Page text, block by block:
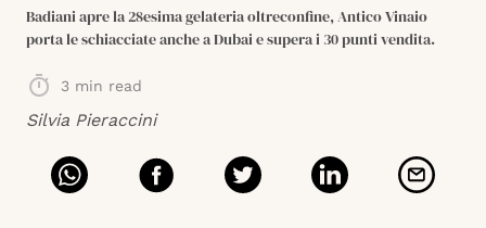
Badiani apre la 28esima gelateria oltreconfine, Antico Vinaio
porta le schiacciate anche a Dubai e supera i 30 punti vendita.
3 min read
Silvia Pieraccini